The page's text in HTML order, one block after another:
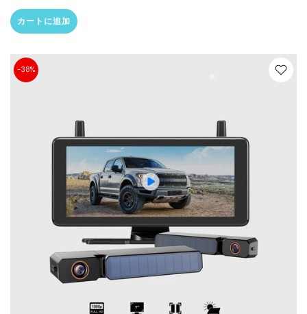
カートに追加
-38%
❄